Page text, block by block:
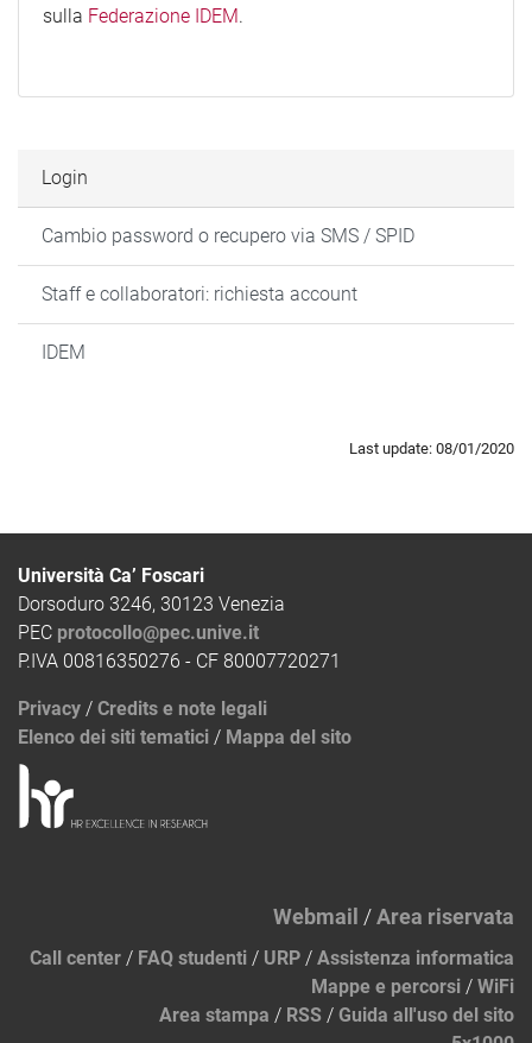
sulla Federazione IDEM.
Login
Cambio password o recupero via SMS / SPID
Staff e collaboratori: richiesta account
IDEM
Last update: 08/01/2020
Università Ca’ Foscari
Dorsoduro 3246, 30123 Venezia
PEC protocollo@pec.unive.it
P.IVA 00816350276 - CF 80007720271
Privacy / Credits e note legali
Elenco dei siti tematici / Mappa del sito
Webmail /Area riservata
Call center / FAQ studenti / URP / Assistenza informatica
Mappe e percorsi / WiFi
Area stampa / RSS / Guida all'uso del sito